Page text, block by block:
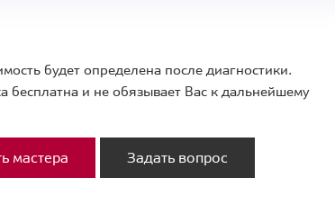
будет определена после диагностики.
бесплатна и не обязывает Вас к дальнейшему
мастера Задать вопрос